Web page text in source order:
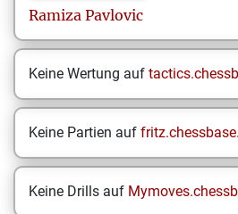
Ramiza Pavlovic
Keine Wertung auf
Keine Partien auf
Keine Drills auf